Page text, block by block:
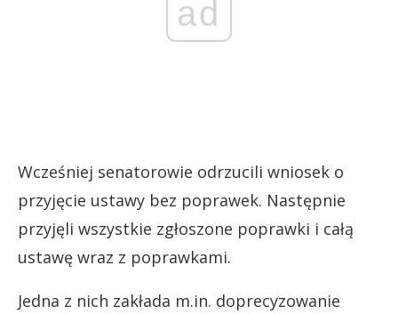
ad
Wcześniej senatorowie odrzucili wniosek o
przyjęcie ustawy bez poprawek. Następnie
przyjęli wszystkie zgłoszone poprawki i całą
ustawę wraz z poprawkami.
Jedna z nich zakłada m.in. doprecyzowanie